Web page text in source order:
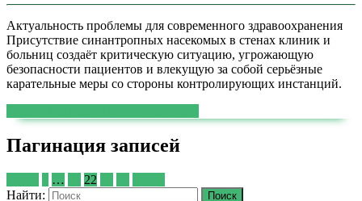
Актуальность проблемы для современного здравоохранения
Присутствие синантропных насекомых в стенах клиник и
больниц создаёт критическую ситуацию, угрожающую
безопасности пациентов и влекущую за собой серьёзные
карательные меры со стороны контролирующих инстанций.
Пагинация записей
… 22
Найти: